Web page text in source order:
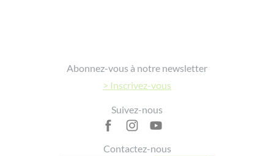
Abonnez-vous à notre newsletter
> Inscrivez-vous
Suivez-nous
Contactez-nous